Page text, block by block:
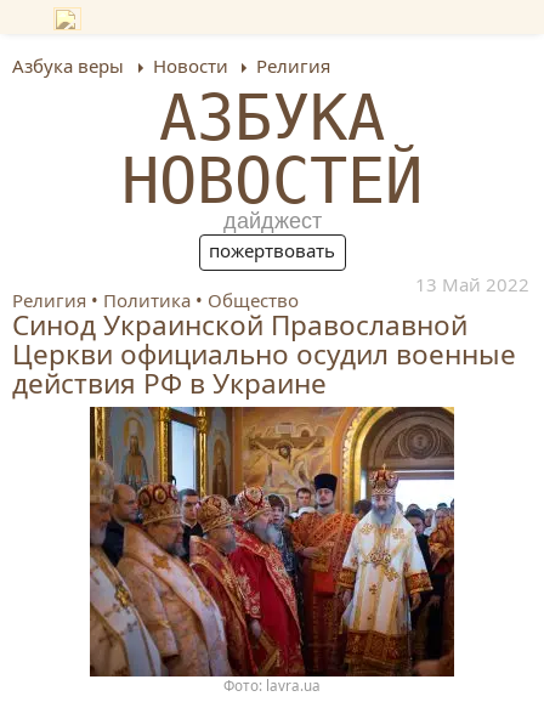
Азбука веры Новости Религия
АЗБУКА
НОВОСТЕЙ
дайджест
пожертвовать
13 Май 2022
Религия Политика Общество
Синод Украинской Православной
Церкви официально осудил военные
действия РФ в Украине
Фото: lavra.ua